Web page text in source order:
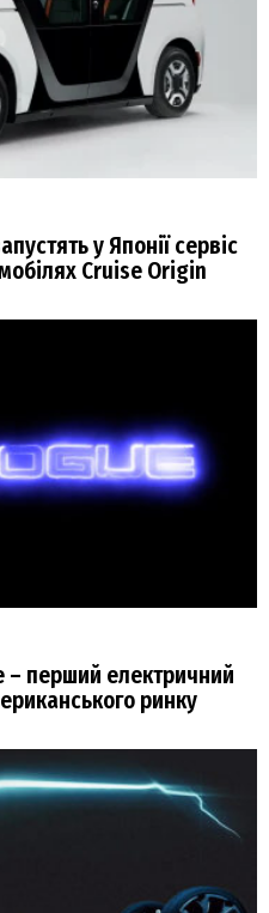
у Японії сервіс
Cruise Origin
перший електричний
ринку